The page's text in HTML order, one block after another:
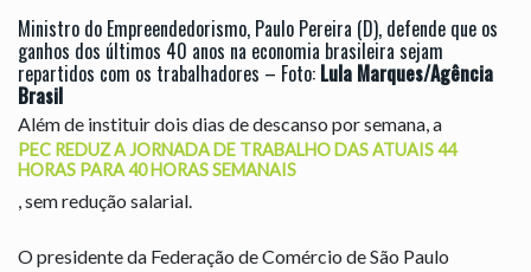
Ministro do Empreendedorismo, Paulo Pereira (D), defende que os
ganhos dos últimos 40 anos na economia brasileira sejam
repartidos com os trabalhadores – Foto: Lula Marques/Agência
Brasil
Além de instituir dois dias de descanso por semana, a
PEC REDUZ A JORNADA DE TRABALHO DAS ATUAIS 44
HORAS PARA 40 HORAS SEMANAIS
, sem redução salarial.
O presidente da Federação de Comércio de São Paulo